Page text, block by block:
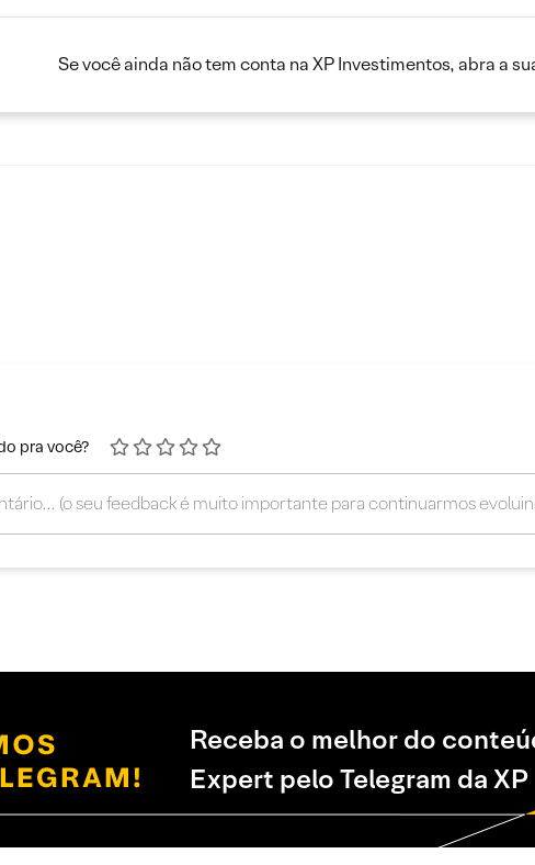
Se você ainda não tem conta na XP Investimentos, abra a
pra você?
Receba o melhor do
Expert pelo Telegram da XP